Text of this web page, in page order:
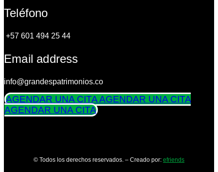
Teléfono
+57 601 494 25 44
Email address
info@grandespatrimonios.co
AGENDAR UNA CITAAGENDAR UNA CITA
AGENDAR UNA CITA
© Todos los derechos reservados. – Creado por: efriends